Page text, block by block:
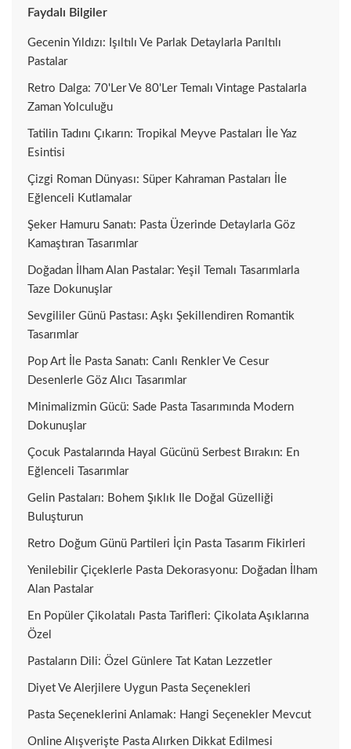
Faydalı Bilgiler
Gecenin Yıldızı: Işıltılı Ve Parlak Detaylarla Parıltılı
Pastalar
Retro Dalga: 70'ler Ve 80'ler Temalı Vintage Pastalarla
Zaman Yolculuğu
Tatilin Tadını Çıkarın: Tropikal Meyve Pastaları İle Yaz
Esintisi
Çizgi Roman Dünyası: Süper Kahraman Pastaları İle
Eğlenceli Kutlamalar
Şeker Hamuru Sanatı: Pasta Üzerinde Detaylarla Göz
Kamaştıran Tasarımlar
Doğadan İlham Alan Pastalar: Yeşil Temalı Tasarımlarla
Taze Dokunuşlar
Sevgililer Günü Pastası: Aşkı Şekillendiren Romantik
Tasarımlar
Pop Art İle Pasta Sanatı: Canlı Renkler Ve Cesur
Desenlerle Göz Alıcı Tasarımlar
Minimalizmin Gücü: Sade Pasta Tasarımında Modern
Dokunuşlar
Çocuk Pastalarında Hayal Gücünü Serbest Bırakın: En
Eğlenceli Tasarımlar
Gelin Pastaları: Bohem Şıklık Ile Doğal Güzelliği
Buluşturun
Retro Doğum Günü Partileri İçin Pasta Tasarım Fikirleri
Yenilebilir Çiçeklerle Pasta Dekorasyonu: Doğadan İlham
Alan Pastalar
En Popüler Çikolatalı Pasta Tarifleri: Çikolata Aşıklarına
Özel
Pastaların Dili: Özel Günlere Tat Katan Lezzetler
Diyet Ve Alerjilere Uygun Pasta Seçenekleri
Pasta Seçeneklerini Anlamak: Hangi Seçenekler Mevcut
Online Alışverişte Pasta Alırken Dikkat Edilmesi